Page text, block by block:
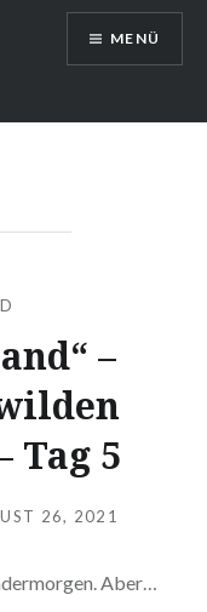
MENÜ
–
Tag 5
26, 2021
Aber…